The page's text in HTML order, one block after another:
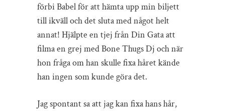
förbi Babel för att hämta upp min biljett
till ikväll och det sluta med något helt
annat! Hjälpte en tjej från Din Gata att
filma en grej med Bone Thugs Dj och när
hon fråga om han skulle fixa håret kände
han ingen som kunde göra det.
Jag spontant sa att jag kan fixa hans hår,